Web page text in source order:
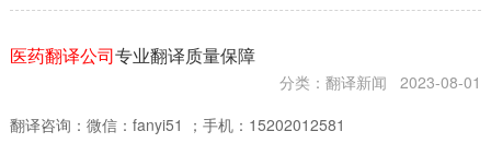
医药翻译公司专业翻译质量保障
分类：翻译新闻
2023-08-01
翻译咨询：微信：fanyi51 ；手机：15202012581